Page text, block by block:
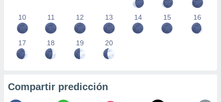
10 11 12 13 14 15 16
17 18 19 20
Compartir predicción